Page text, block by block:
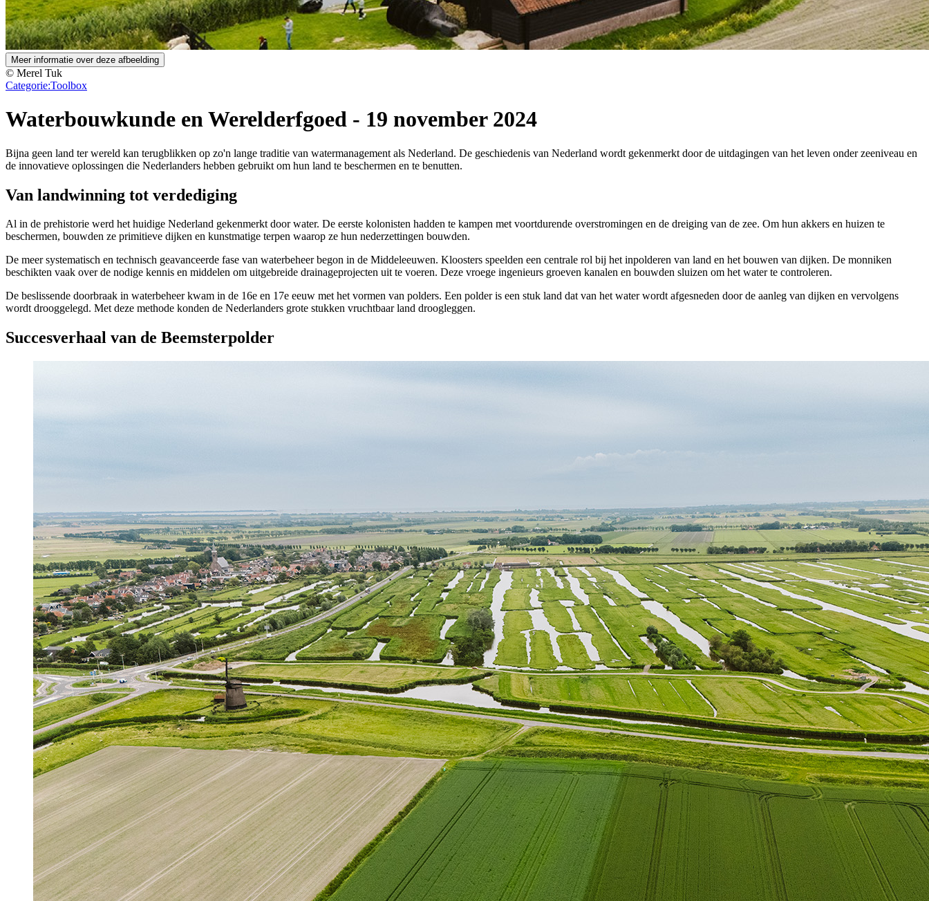
Meer informatie over deze afbeelding
© Merel Tuk
Categorie:Toolbox
Waterbouwkunde en Werelderfgoed - 19 november 2024
Bijna geen land ter wereld kan terugblikken op zo'n lange traditie van watermanagement als Nederland. De geschiedenis van Nederland wordt gekenmerkt door de uitdagingen van het leven onder zeeniveau en
de innovatieve oplossingen die Nederlanders hebben gebruikt om hun land te beschermen en te benutten.
Van landwinning tot verdediging
Al in de prehistorie werd het huidige Nederland gekenmerkt door water. De eerste kolonisten hadden te kampen met voortdurende overstromingen en de dreiging van de zee. Om hun akkers en huizen te
beschermen, bouwden ze primitieve dijken en kunstmatige terpen waarop ze hun nederzettingen bouwden.
De meer systematisch en technisch geavanceerde fase van waterbeheer begon in de Middeleeuwen. Kloosters speelden een centrale rol bij het inpolderen van land en het bouwen van dijken. De monniken
beschikten vaak over de nodige kennis en middelen om uitgebreide drainageprojecten uit te voeren. Deze vroege ingenieurs groeven kanalen en bouwden sluizen om het water te controleren.
De beslissende doorbraak in waterbeheer kwam in de 16e en 17e eeuw met het vormen van polders. Een polder is een stuk land dat van het water wordt afgesneden door de aanleg van dijken en vervolgens
wordt drooggelegd. Met deze methode konden de Nederlanders grote stukken vruchtbaar land droogleggen.
Succesverhaal van de Beemsterpolder